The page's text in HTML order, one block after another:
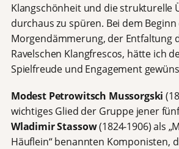
Klangschönheit und die strukturelle
durchaus zu spüren. Bei dem
Morgendämmerung, der Entfaltung
Ravelschen Klangfrescos, hätte ich
Spielfreude und Engagement
Modest Petrowitsch Mussorgski
wichtiges Glied der Gruppe jener
Wladimir Stassow(1824-1906) als
Häuflein“ benannten Komponisten,